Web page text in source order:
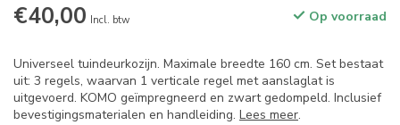
€40,00 Incl. btw Op voorraad
Universeel tuindeurkozijn. Maximale breedte 160 cm. Set bestaat
uit: 3 regels, waarvan 1 verticale regel met aanslaglat is
uitgevoerd. KOMO geïmpregneerd en zwart gedompeld. Inclusief
bevestigingsmaterialen en handleiding. Lees meer.